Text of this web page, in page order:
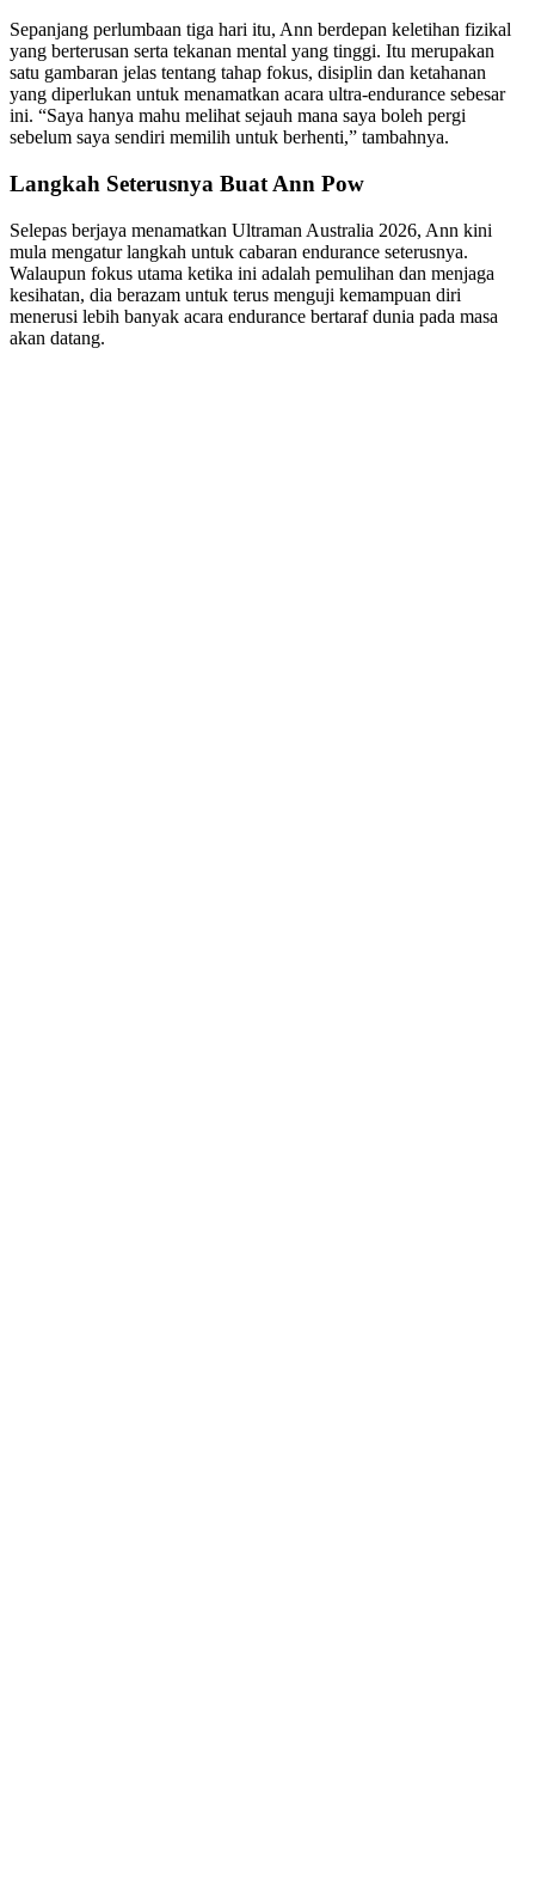
Sepanjang perlumbaan tiga hari itu, Ann berdepan keletihan fizikal
yang berterusan serta tekanan mental yang tinggi. Itu merupakan
satu gambaran jelas tentang tahap fokus, disiplin dan ketahanan
yang diperlukan untuk menamatkan acara ultra-endurance sebesar
ini. “Saya hanya mahu melihat sejauh mana saya boleh pergi
sebelum saya sendiri memilih untuk berhenti,” tambahnya.
Langkah Seterusnya Buat Ann Pow
Selepas berjaya menamatkan Ultraman Australia 2026, Ann kini
mula mengatur langkah untuk cabaran endurance seterusnya.
Walaupun fokus utama ketika ini adalah pemulihan dan menjaga
kesihatan, dia berazam untuk terus menguji kemampuan diri
menerusi lebih banyak acara endurance bertaraf dunia pada masa
akan datang.